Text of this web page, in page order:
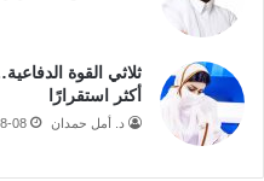
ثلاثي القوة
أكثر استقرارًا
د. أمل حمدان 08